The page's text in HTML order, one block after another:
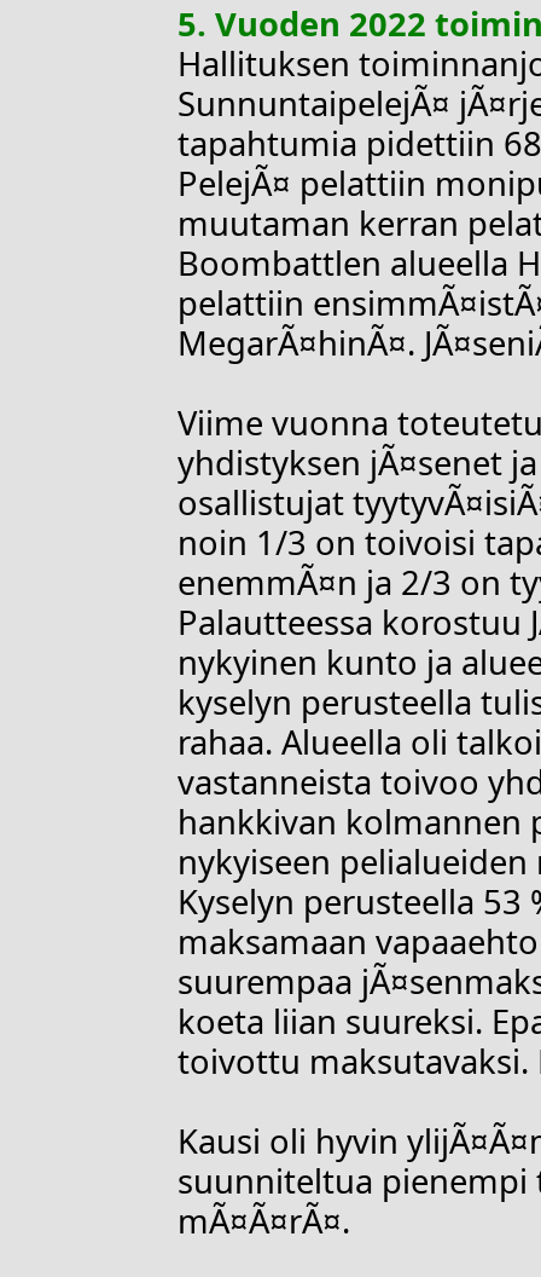
5. Vuoden 2022
Hallituksen
SunnuntaipelejÃ¤
tapahtumia pidettiin
PelejÃ¤ pelattiin
muutaman kerran
Boombattlen alueella
pelattiin
MegarÃ¤hinÃ¤.
Viime vuonna
yhdistyksen jÃ¤senet
osallistujat
noin 1/3 on toivoisi
enemmÃ¤n ja 2/3 on
Palautteessa korostuu
nykyinen kunto ja
kyselyn perusteella
rahaa. Alueella oli
vastanneista toivoo
hankkivan kolmannen
nykyiseen pelialueiden
Kyselyn perusteella
maksamaan
suurempaa
koeta liian suureksi.
toivottu maksutavaksi.
Kausi oli hyvin
suunniteltua pienempi
mÃ¤Ã¤rÃ¤.